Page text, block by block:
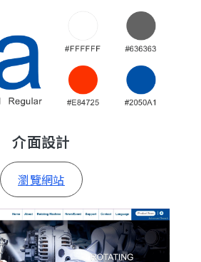
介面設計
瀏覽網站